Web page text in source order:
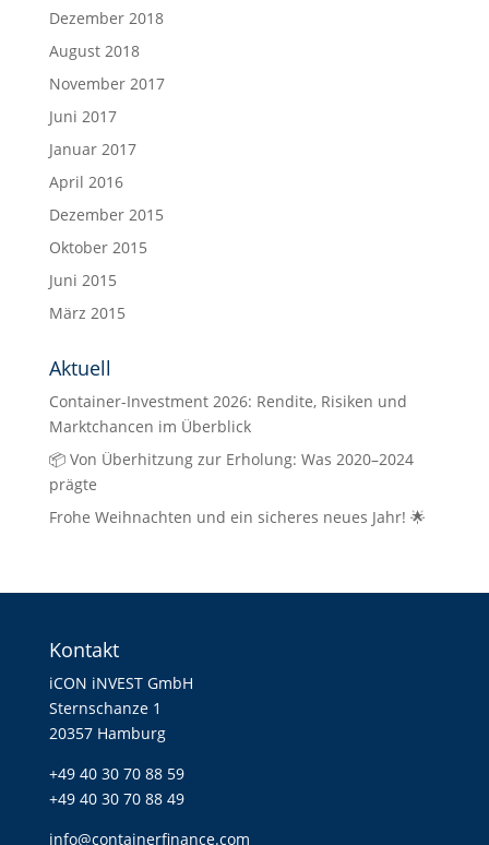
Dezember 2018
August 2018
November 2017
Juni 2017
Januar 2017
April 2016
Dezember 2015
Oktober 2015
Juni 2015
März 2015
Aktuell
Container-Investment 2026: Rendite, Risiken und
Marktchancen im Überblick
📦 Von Überhitzung zur Erholung: Was 2020–2024
prägte
Frohe Weihnachten und ein sicheres neues Jahr! 🌟
Kontakt
iCON iNVEST GmbH
Sternschanze 1
20357 Hamburg
+49 40 30 70 88 59
+49 40 30 70 88 49
info@containerfinance.com